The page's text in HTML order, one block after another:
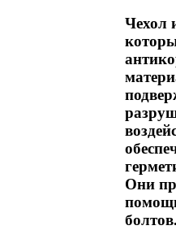
Чехол
Они
болтов.